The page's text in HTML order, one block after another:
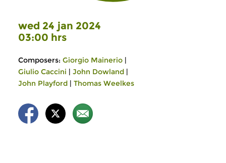
wed 24 jan 2024
03:00 hrs
Composers: Giorgio Mainerio |
Giulio Caccini | John Dowland |
John Playford | Thomas Weelkes